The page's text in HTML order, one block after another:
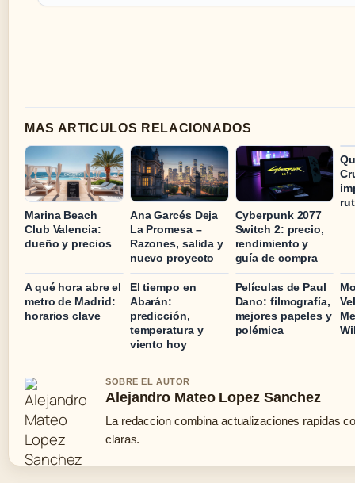
MAS ARTICULOS RELACIONADOS
Marina Beach
Club Valencia:
dueño y precios
Ana Garcés Deja
La Promesa –
Razones, salida y
nuevo proyecto
Cyberpunk 2077
Switch 2: precio,
rendimiento y
guía de compra
A qué hora abre el
metro de Madrid:
horarios clave
El tiempo en
Abarán:
predicción,
temperatura y
viento hoy
Películas de Paul
Dano: filmografía,
mejores papeles y
polémica
SOBRE EL AUTOR
Alejandro Mateo Lopez Sanchez
La redaccion combina actualizaciones rapidas
claras.